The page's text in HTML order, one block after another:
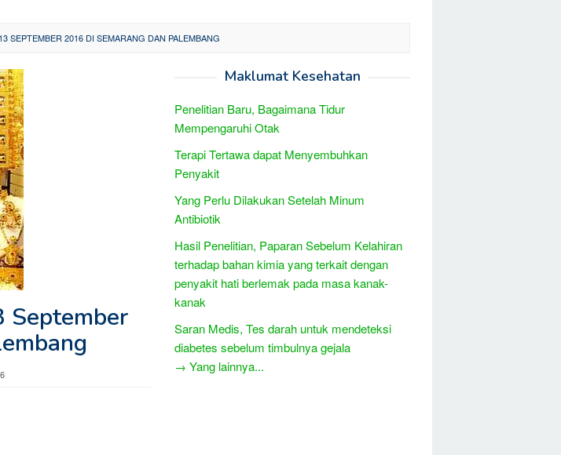
SEPTEMBER 2016 DI SEMARANG DAN PALEMBANG
September
Maklumat Kesehatan
Penelitian Baru, Bagaimana Tidur
Mempengaruhi Otak
Terapi Tertawa dapat Menyembuhkan
Penyakit
Yang Perlu Dilakukan Setelah Minum
Antibiotik
Hasil Penelitian, Paparan Sebelum Kelahiran
terhadap bahan kimia yang terkait dengan
penyakit hati berlemak pada masa kanak-
kanak
Saran Medis, Tes darah untuk mendeteksi
diabetes sebelum timbulnya gejala
→ Yang lainnya...